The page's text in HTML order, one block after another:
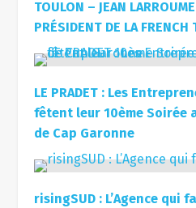
TOULON – JEAN
PRÉSIDENT DE LA FRENCH
LE PRADET : Les
fêtent leur 10ème Soirée
de Cap Garonne
risingSUD : L’Agence qui